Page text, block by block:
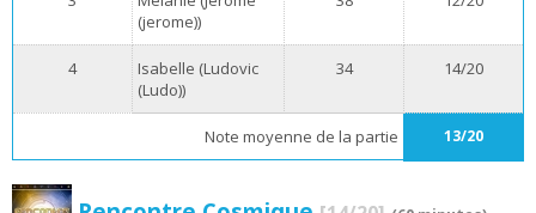
(jerome))
4
Isabelle (Ludovic
(Ludo))
34 14/20
Note moyenne de la partie 13/20